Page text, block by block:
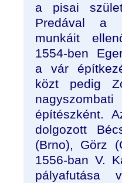
a pisai
Predával a
munkáit
1554-ben
a vár
közt pedig
építészként.
dolgozott
(Brno), Görz
1556-ban V.
pályafutása